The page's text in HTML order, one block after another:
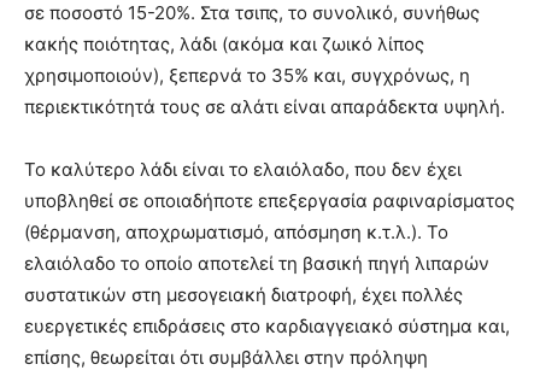
σε ποσοστό 15-20%. Στα τσιπς, το συνολικό, συνήθως
κακής ποιότητας, λάδι (ακόμα και ζωικό λίπος
χρησιμοποιούν), ξεπερνά το 35% και, συγχρόνως, η
περιεκτικότητά τους σε αλάτι είναι απαράδεκτα υψηλή.
Το καλύτερο λάδι είναι το ελαιόλαδο, που δεν έχει
υποβληθεί σε οποιαδήποτε επεξεργασία ραφιναρίσματος
(θέρμανση, αποχρωματισμό, απόσμηση κ.τ.λ.). Το
ελαιόλαδο το οποίο αποτελεί τη βασική πηγή λιπαρών
συστατικών στη μεσογειακή διατροφή, έχει πολλές
ευεργετικές επιδράσεις στο καρδιαγγειακό σύστημα και,
επίσης, θεωρείται ότι συμβάλλει στην πρόληψη